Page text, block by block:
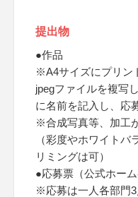
提出物
●作品
※A4サイズにプリン
jpegファイルを複写
に名前を記入し、応
※合成写真等、加工
（彩度やホワイトバ
リミングは可）
●応募票（公式ホー
※応募は一人各部門